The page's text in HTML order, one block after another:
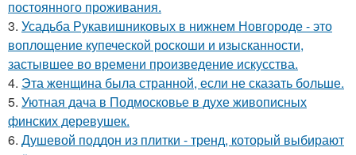
постоянного проживания.
3. Усадьба Рукавишниковых в нижнем Новгороде - это
воплощение купеческой роскоши и изысканности,
застывшее во времени произведение искусства.
4. Эта женщина была странной, если не сказать больше.
5. Уютная дача в Подмосковье в духе живописных
финских деревушек.
6. Душевой поддон из плитки - тренд, который выбирают